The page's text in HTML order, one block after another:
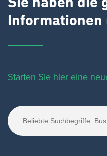
Sie haben die
Informationen
Starten Sie hier eine